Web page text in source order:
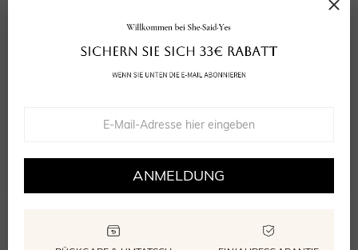
5.0
ANMELDUNG